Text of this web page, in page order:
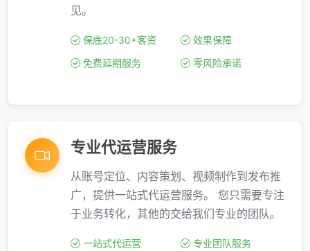
见。
保底20-30+客资
效果保障
免费延期服务
零风险承诺
专业代运营服务
从账号定位、内容策划、视频制作到发布推
广，提供一站式代运营服务。 您只需要专注
于业务转化，其他的交给我们专业的团队。
一站式代运营
专业团队服务